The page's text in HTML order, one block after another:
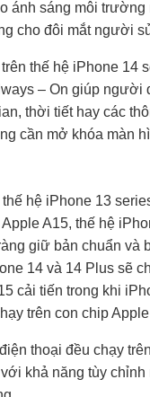
ánh sáng môi trường
cho đôi mắt người
thế hệ iPhone 14
– On giúp người
thời tiết hay các
cần mở khóa màn
hệ iPhone 13
A15, thế hệ
giữ bản chuẩn và
14 và 14 Plus sẽ
cải tiến trong khi
trên con chip
thoại đều chạy
khả năng tùy chỉnh